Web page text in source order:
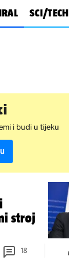
SCI/TECH
i budi u tijeku
stroj
18